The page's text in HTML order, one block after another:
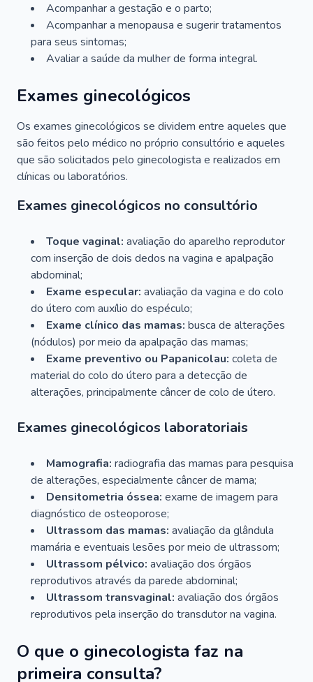
Acompanhar a gestação e o parto;
Acompanhar a menopausa e sugerir tratamentos
para seus sintomas;
Avaliar a saúde da mulher de forma integral.
Exames ginecológicos
Os exames ginecológicos se dividem entre aqueles que
são feitos pelo médico no próprio consultório e aqueles
que são solicitados pelo ginecologista e realizados em
clínicas ou laboratórios.
Exames ginecológicos no consultório
Toque vaginal: avaliação do aparelho reprodutor
com inserção de dois dedos na vagina e apalpação
abdominal;
Exame especular: avaliação da vagina e do colo
do útero com auxílio do espéculo;
Exame clínico das mamas: busca de alterações
(nódulos) por meio da apalpação das mamas;
Exame preventivo ou Papanicolau: coleta de
material do colo do útero para a detecção de
alterações, principalmente câncer de colo de útero.
Exames ginecológicos laboratoriais
Mamografia: radiografia das mamas para pesquisa
de alterações, especialmente câncer de mama;
Densitometria óssea: exame de imagem para
diagnóstico de osteoporose;
Ultrassom das mamas: avaliação da glândula
mamária e eventuais lesões por meio de ultrassom;
Ultrassom pélvico: avaliação dos órgãos
reprodutivos através da parede abdominal;
Ultrassom transvaginal: avaliação dos órgãos
reprodutivos pela inserção do transdutor na vagina.
O que o ginecologista faz na
primeira consulta?